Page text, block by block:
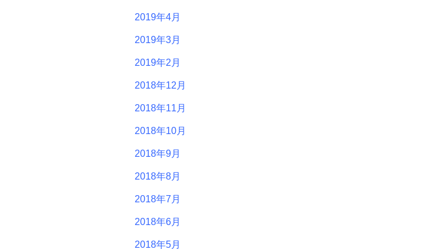
2019年4月
2019年3月
2019年2月
2018年12月
2018年11月
2018年10月
2018年9月
2018年8月
2018年7月
2018年6月
2018年5月